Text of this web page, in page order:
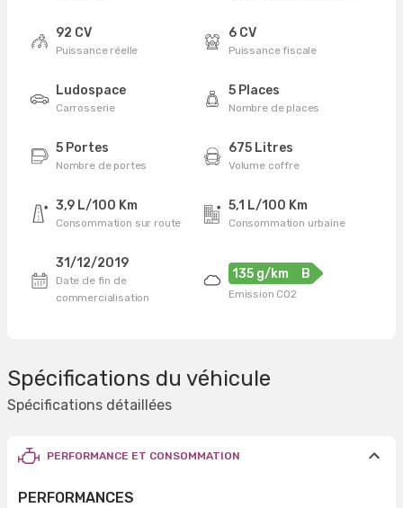
92 CV
Puissance réelle
6 CV
Puissance fiscale
Ludospace
Carrosserie
5 Places
Nombre de places
5 Portes
Nombre de portes
675 Litres
Volume coffre
3,9 L/100 Km
Consommation sur route
5,1 L/100 Km
Consommation urbaine
31/12/2019
Date de fin de
commercialisation
135 g/km B
Emission CO2
Spécifications du véhicule
Spécifications détaillées
PERFORMANCE ET CONSOMMATION
PERFORMANCES